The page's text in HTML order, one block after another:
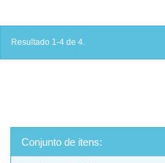
Resultado 1-4 de 4.
Conjunto de itens: